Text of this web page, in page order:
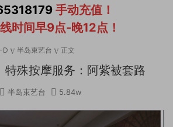
手动充值！
时间早9点-晚12点！
D 半岛束艺台 正文
特殊按摩服务：阿紫被套路
半岛束艺台 5.84w